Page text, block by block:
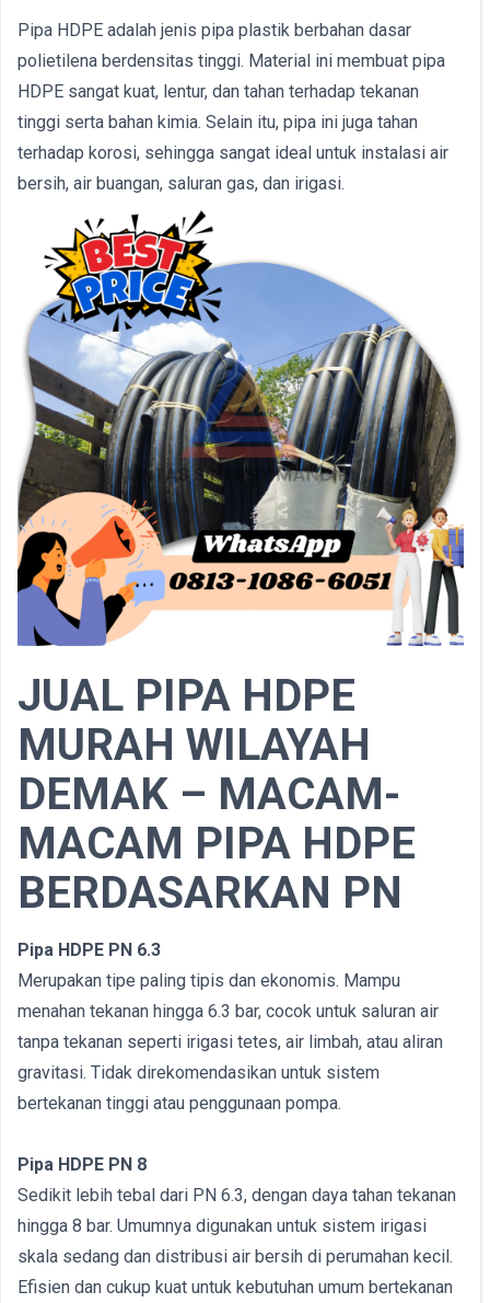
Pipa HDPE adalah jenis pipa plastik berbahan dasar
polietilena berdensitas tinggi. Material ini membuat pipa
HDPE sangat kuat, lentur, dan tahan terhadap tekanan
tinggi serta bahan kimia. Selain itu, pipa ini juga tahan
terhadap korosi, sehingga sangat ideal untuk instalasi air
bersih, air buangan, saluran gas, dan irigasi.
JUAL PIPA HDPE
MURAH WILAYAH
DEMAK – MACAM-
MACAM PIPA HDPE
BERDASARKAN PN
Pipa HDPE PN 6.3
Merupakan tipe paling tipis dan ekonomis. Mampu
menahan tekanan hingga 6.3 bar, cocok untuk saluran air
tanpa tekanan seperti irigasi tetes, air limbah, atau aliran
gravitasi. Tidak direkomendasikan untuk sistem
bertekanan tinggi atau penggunaan pompa.
Pipa HDPE PN 8
Sedikit lebih tebal dari PN 6.3, dengan daya tahan tekanan
hingga 8 bar. Umumnya digunakan untuk sistem irigasi
skala sedang dan distribusi air bersih di perumahan kecil.
Efisien dan cukup kuat untuk kebutuhan umum bertekanan